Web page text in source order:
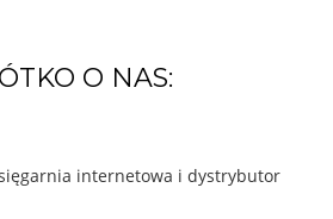
O NAS:
internetowa i dystrybutor